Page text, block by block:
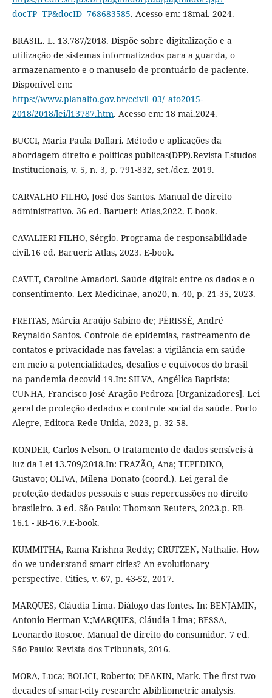
docTP=TP&docID=768683585. Acesso em: 18mai. 2024.
BRASIL. L. 13.787/2018. Dispõe sobre digitalização e a
utilização de sistemas informatizados para a guarda, o
armazenamento e o manuseio de prontuário de paciente.
Disponível em:
https://www.planalto.gov.br/ccivil_03/_ato2015-
2018/2018/lei/l13787.htm. Acesso em: 18 mai.2024.
BUCCI, Maria Paula Dallari. Método e aplicações da
abordagem direito e políticas públicas(DPP).Revista Estudos
Institucionais, v. 5, n. 3, p. 791-832, set./dez. 2019.
CARVALHO FILHO, José dos Santos. Manual de direito
administrativo. 36 ed. Barueri: Atlas,2022. E-book.
CAVALIERI FILHO, Sérgio. Programa de responsabilidade
civil.16 ed. Barueri: Atlas, 2023. E-book.
CAVET, Caroline Amadori. Saúde digital: entre os dados e o
consentimento. Lex Medicinae, ano20, n. 40, p. 21-35, 2023.
FREITAS, Márcia Araújo Sabino de; PÉRISSÉ, André
Reynaldo Santos. Controle de epidemias, rastreamento de
contatos e privacidade nas favelas: a vigilância em saúde
em meio a potencialidades, desafios e equívocos do brasil
na pandemia decovid-19.In: SILVA, Angélica Baptista;
CUNHA, Francisco José Aragão Pedroza [Organizadores]. Lei
geral de proteção dedados e controle social da saúde. Porto
Alegre, Editora Rede Unida, 2023, p. 32-58.
KONDER, Carlos Nelson. O tratamento de dados sensíveis à
luz da Lei 13.709/2018.In: FRAZÃO, Ana; TEPEDINO,
Gustavo; OLIVA, Milena Donato (coord.). Lei geral de
proteção dedados pessoais e suas repercussões no direito
brasileiro. 3 ed. São Paulo: Thomson Reuters, 2023.p. RB-
16.1 - RB-16.7.E-book.
KUMMITHA, Rama Krishna Reddy; CRUTZEN, Nathalie. How
do we understand smart cities? An evolutionary
perspective. Cities, v. 67, p. 43-52, 2017.
MARQUES, Cláudia Lima. Diálogo das fontes. In: BENJAMIN,
Antonio Herman V.;MARQUES, Cláudia Lima; BESSA,
Leonardo Roscoe. Manual de direito do consumidor. 7 ed.
São Paulo: Revista dos Tribunais, 2016.
MORA, Luca; BOLICI, Roberto; DEAKIN, Mark. The first two
decades of smart-city research: Abibliometric analysis.